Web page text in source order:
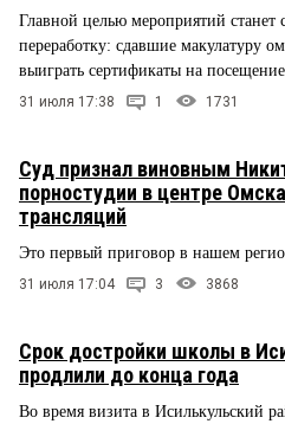
Главной целью мероприятий станет
переработку: сдавшие макулатуру
выиграть сертификаты на
31 июля 17:38 1 1731
Суд признал виновным
порностудии в центре
трансляций
Это первый приговор в нашем
31 июля 17:04 3 3868
Срок достройки школы в
продлили до конца года
Во время визита в Исилькульский